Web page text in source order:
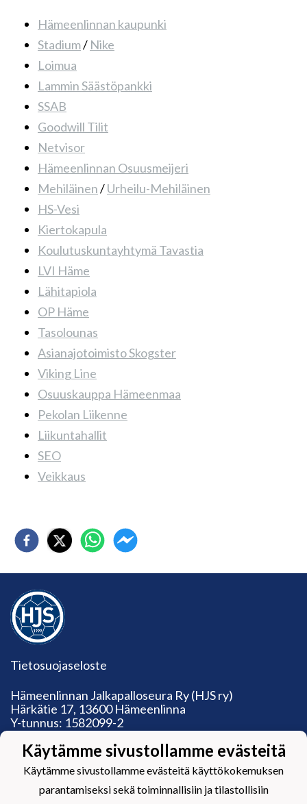
Hämeenlinnan kaupunki
Stadium/ Nike
Loimua
Lammin Säästöpankki
SSAB
Goodwill Tilit
Netvisor
Hämeenlinnan Osuusmeijeri
Mehiläinen/Urheilu-Mehiläinen
HS-Vesi
Kiertokapula
Koulutuskuntayhtymä Tavastia
LVI Häme
Lähitapiola
OP Häme
Tasolounas
Asianajotoimisto Skogster
Viking Line
Osuuskauppa Hämeenmaa
Pekolan Liikenne
Liikuntahallit
SEO
Veikkaus
Tietosuojaseloste
Hämeenlinnan Jalkapalloseura Ry (HJS ry)
Härkätie 17, 13600 Hämeenlinna
Y-tunnus: 1582099-2
Toimiston aukioloajat:
Ma: suljettu
Ti: 13‒19, ke-pe: 9‒15.30
Käytämme sivustollamme evästeitä
Käytämme sivustollamme evästeitä käyttökokemuksen
parantamiseksi sekä toiminnallisiin ja tilastollisiin